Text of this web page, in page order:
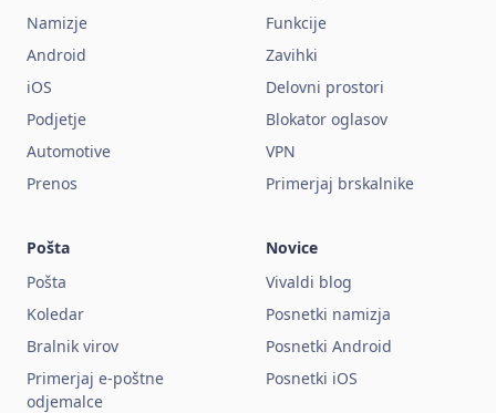
Namizje
Android
iOS
Podjetje
Automotive
Prenos
Funkcije
Zavihki
Delovni prostori
Blokator oglasov
VPN
Primerjaj brskalnike
Pošta
Pošta
Koledar
Bralnik virov
Primerjaj e-poštne
odjemalce
Novice
Vivaldi blog
Posnetki namizja
Posnetki Android
Posnetki iOS